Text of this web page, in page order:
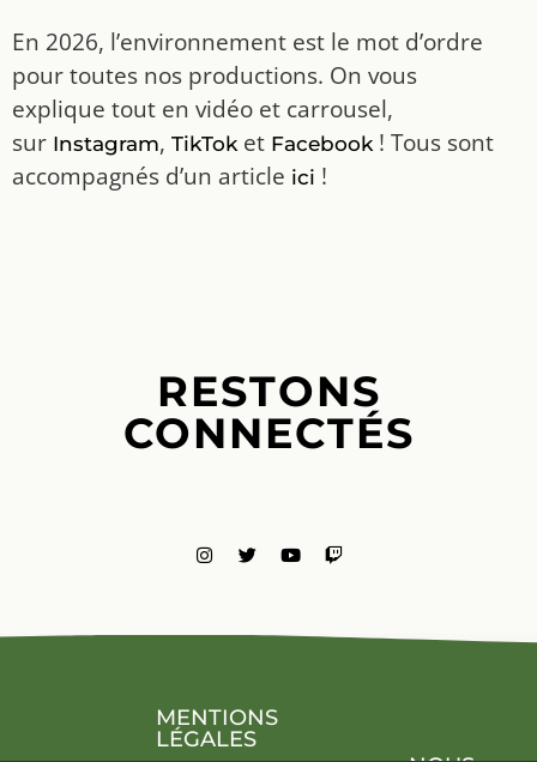
En 2026, l’environnement est le mot d’ordre
pour toutes nos productions. On vous
explique tout en vidéo et carrousel,
sur Instagram, TikToket Facebook! Tous sont
accompagnés d’un article ici !
RESTONS
CONNECTÉS
MENTIONS
LÉGALES